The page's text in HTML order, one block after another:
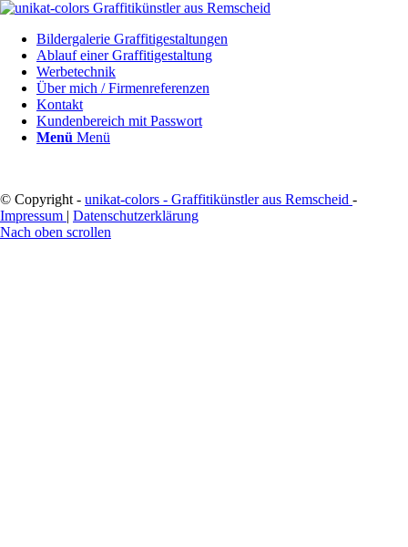
Bildergalerie Graffitigestaltungen
Ablauf einer Graffitigestaltung
Werbetechnik
Über mich / Firmenreferenzen
Kontakt
Kundenbereich mit Passwort
Menü Menü
© Copyright - unikat-colors - Graffitikünstler aus Remscheid -
Impressum | Datenschutzerklärung
Nach oben scrollen